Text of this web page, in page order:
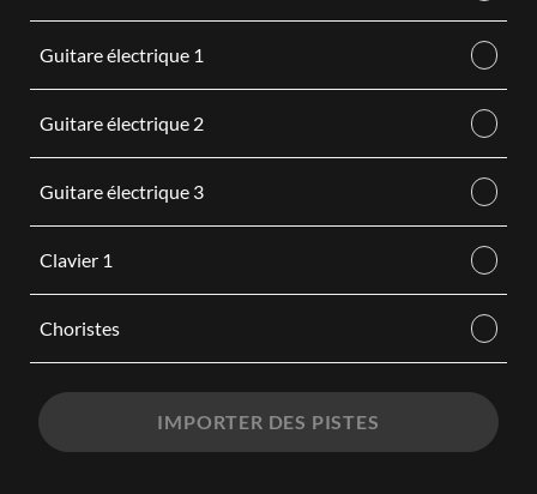
Guitare électrique 1
Guitare électrique 2
Guitare électrique 3
Clavier 1
Choristes
IMPORTER DES PISTES